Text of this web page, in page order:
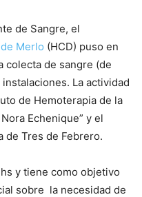
de Sangre, el
Merlo (HCD) puso en
colecta de sangre (de
La actividad
de Hemoterapia de la
Echenique” y el
de Tres de Febrero.
y tiene como objetivo
sobre la necesidad de